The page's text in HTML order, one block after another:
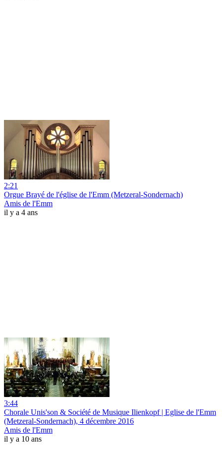
2:21
Orgue Brayé de l'église de l'Emm (Metzeral-Sondernach)
Amis de l'Emm
il y a 4 ans
3:44
Chorale Unis'son & Société de Musique Ilienkopf | Eglise de l'Emm
(Metzeral-Sondernach), 4 décembre 2016
Amis de l'Emm
il y a 10 ans